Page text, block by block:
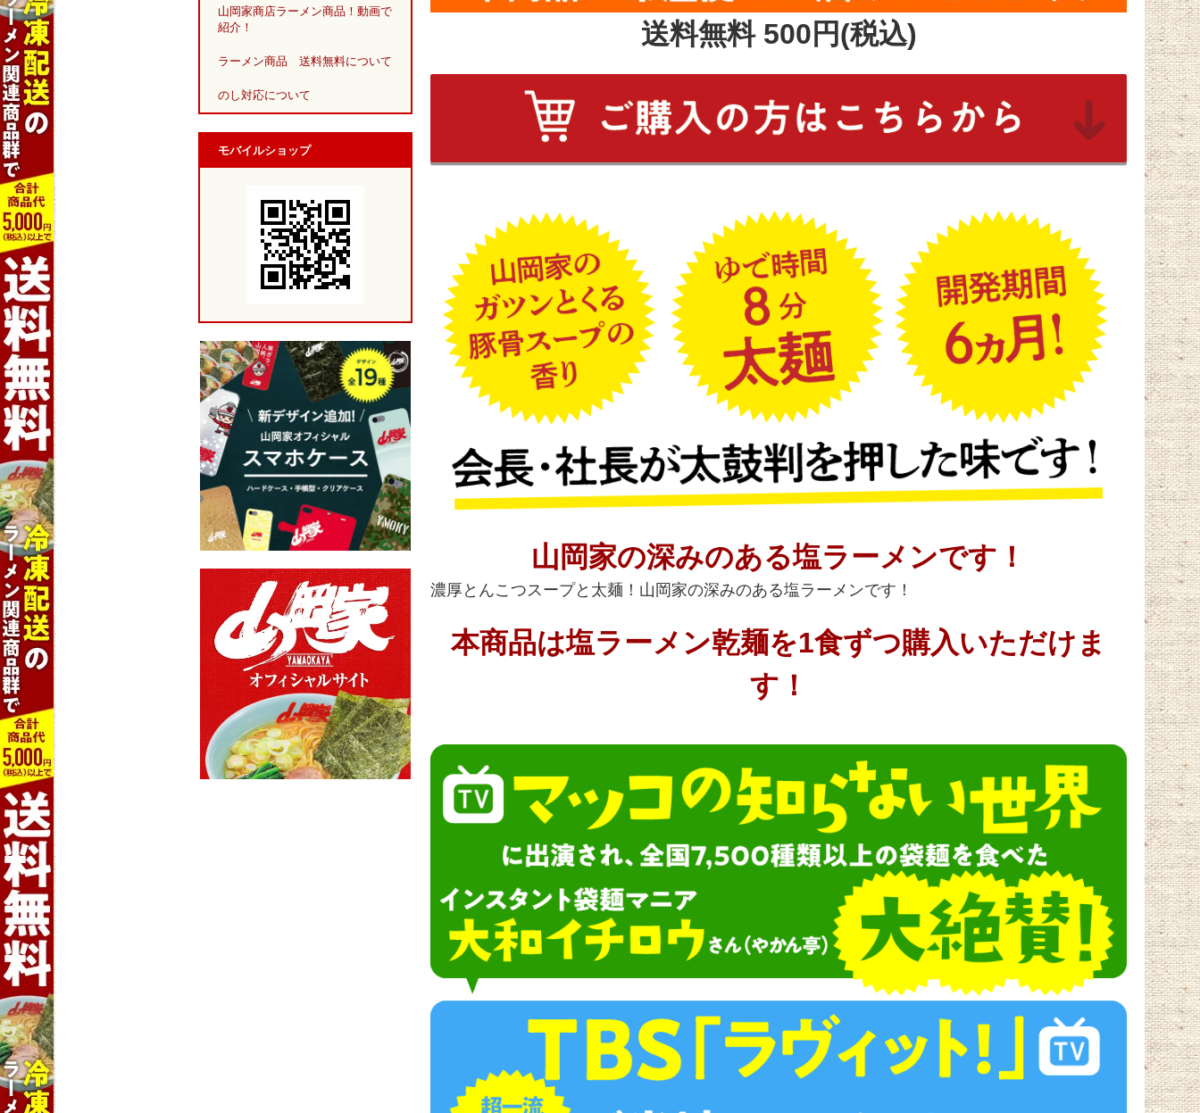
送料無料 500円(税込)
山岡家の深みのある塩ラーメンです！
濃厚とんこつスープと太麺！山岡家の深みのある塩ラーメンです！
本商品は塩ラーメン乾麺を1食ずつ購入いただけま
す！
山岡家商店ラーメン商品！動画で
紹介！
ラーメン商品 送料無料について
のし対応について
モバイルショップ